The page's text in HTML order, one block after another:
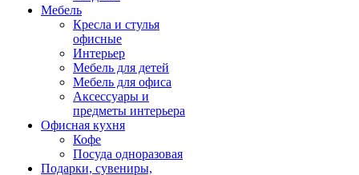
Мебель
Кресла и стулья
офисные
Интерьер
Мебель для детей
Мебель для офиса
Аксессуары и
предметы интерьера
Офисная кухня
Кофе
Посуда одноразовая
Подарки, сувениры,